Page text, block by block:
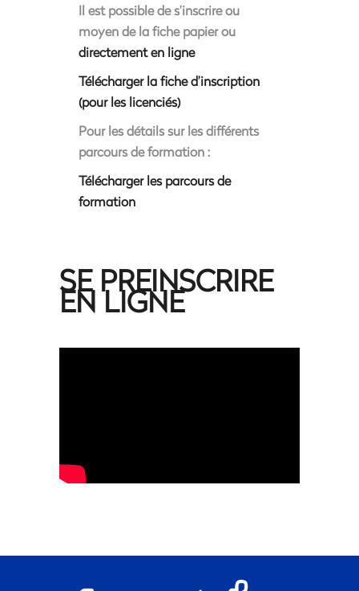
Il est possible de s’inscrire ou
moyen de la fiche papier ou
directement en ligne
Télécharger la fiche d’inscription
(pour les licenciés)
Pour les détails sur les différents
parcours de formation :
Télécharger les parcours de
formation
SE PREINSCRIRE
EN LIGNE